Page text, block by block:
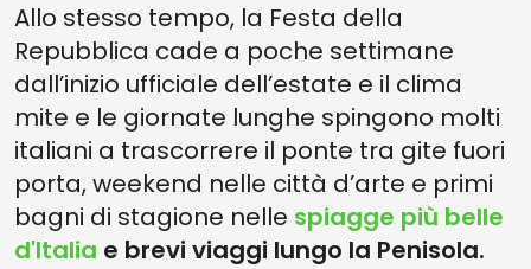
Allo stesso tempo, la Festa della
Repubblica cade a poche settimane
dall’inizio ufficiale dell’estate e il clima
mite e le giornate lunghe spingono molti
italiani a trascorrere il ponte tra gite fuori
porta, weekend nelle città d’arte e primi
bagni di stagione nelle spiagge più belle
d'Italia e brevi viaggi lungo la Penisola.